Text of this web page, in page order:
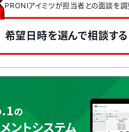
PRONIアイミツが担当者との面談を調
希望日時を選んで相談する